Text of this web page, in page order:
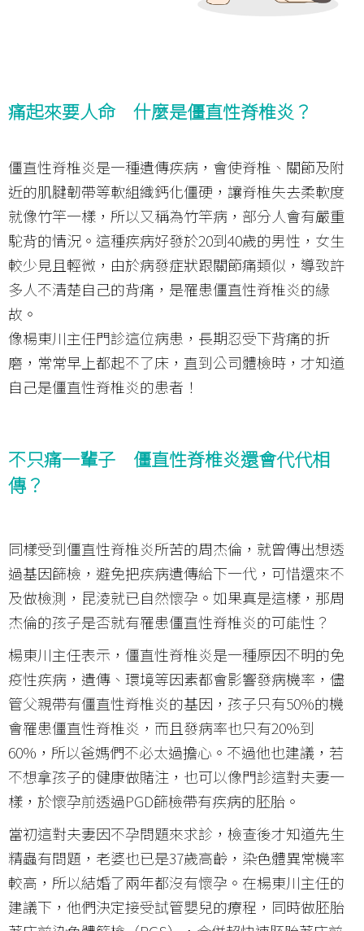
痛起來要人命 什麼是僵直性脊椎炎？
僵直性脊椎炎是一種遺傳疾病，會使脊椎、關節及附
近的肌腱韌帶等軟組織鈣化僵硬，讓脊椎失去柔軟度
就像竹竿一樣，所以又稱為竹竿病，部分人會有嚴重
駝背的情況。這種疾病好發於20到40歲的男性，女生
較少見且輕微，由於病發症狀跟關節痛類似，導致許
多人不清楚自己的背痛，是罹患僵直性脊椎炎的緣
故。
像楊東川主任門診這位病患，長期忍受下背痛的折
磨，常常早上都起不了床，直到公司體檢時，才知道
自己是僵直性脊椎炎的患者！
不只痛一輩子 僵直性脊椎炎還會代代相
傳？
同樣受到僵直性脊椎炎所苦的周杰倫，就曾傳出想透
過基因篩檢，避免把疾病遺傳給下一代，可惜還來不
及做檢測，昆淩就已自然懷孕。如果真是這樣，那周
杰倫的孩子是否就有罹患僵直性脊椎炎的可能性？
楊東川主任表示，僵直性脊椎炎是一種原因不明的免
疫性疾病，遺傳、環境等因素都會影響發病機率，儘
管父親帶有僵直性脊椎炎的基因，孩子只有50%的機
會罹患僵直性脊椎炎，而且發病率也只有20%到
60%，所以爸媽們不必太過擔心。不過他也建議，若
不想拿孩子的健康做賭注，也可以像門診這對夫妻一
樣，於懷孕前透過PGD篩檢帶有疾病的胚胎。
當初這對夫妻因不孕問題來求診，檢查後才知道先生
精蟲有問題，老婆也已是37歲高齡，染色體異常機率
較高，所以結婚了兩年都沒有懷孕。在楊東川主任的
建議下，他們決定接受試管嬰兒的療程，同時做胚胎